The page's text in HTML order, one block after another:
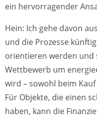
ein hervorragender
Hein: Ich gehe davon
und die Prozesse
orientieren werden
Wettbewerb um
wird – sowohl beim
Für Objekte, die einen
haben, kann die